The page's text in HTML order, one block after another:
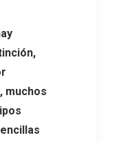
muchos